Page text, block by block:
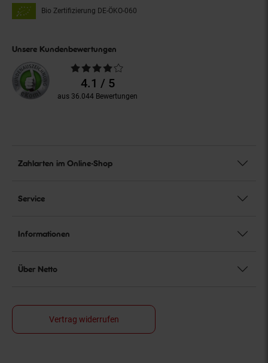
Bio Zertifizierung DE-ÖKO-060
Unsere Kundenbewertungen
Durchschnittliche
Bewertungen4.1 / 5
aus 36.044 Bewertungen
Zahlarten im Online-Shop
Service
Informationen
Über Netto
Vertrag widerrufen